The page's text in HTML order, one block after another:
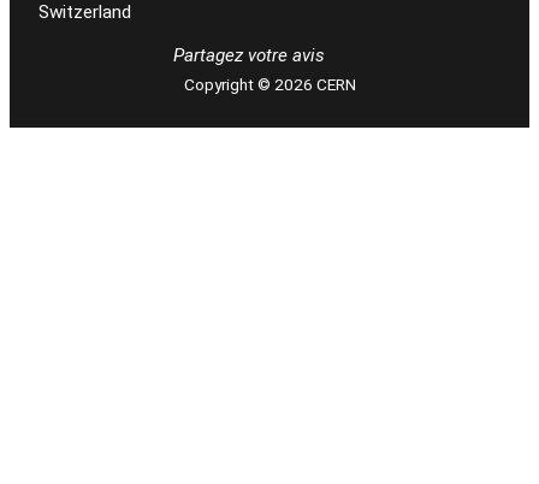
Switzerland
Partagez votre avis
Copyright © 2026 CERN